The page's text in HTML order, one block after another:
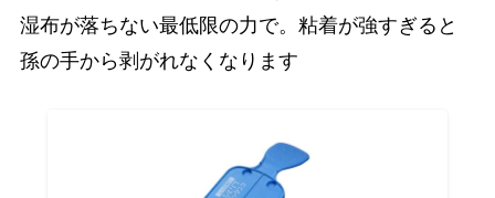
湿布が落ちない最低限の力で。粘着が強すぎると
孫の手から剥がれなくなります